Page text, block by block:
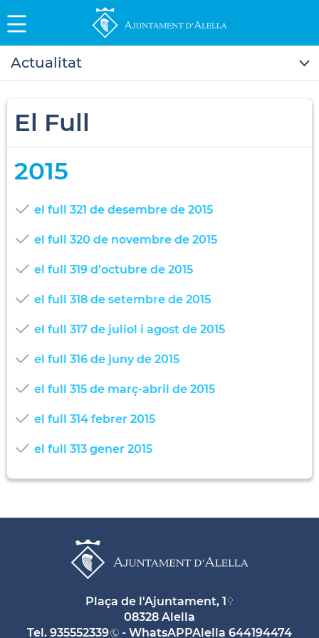
Actualitat
El Full
2015
el full 321 de desembre de 2015
el full 320 de novembre de 2015
el full 319 d'octubre de 2015
el full 318 de setembre de 2015
el full 317 de juliol i agost de 2015
el full 316 de juny de 2015
el full 315 de març-abril de 2015
el full 314 febrer 2015
el full 313 gener 2015
Plaça de l'Ajuntament, 1
08328 Alella
Tel. 935552339 - WhatsAPPAlella 644194474